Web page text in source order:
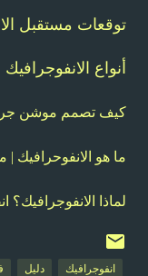
توقعات مستقبل
أنواع الانفوجرافيك
كيف تصمم موشن
ما هو الانفوحرافيك
لماذا الانفوجرافيك؟
انفوجرافيك دليل